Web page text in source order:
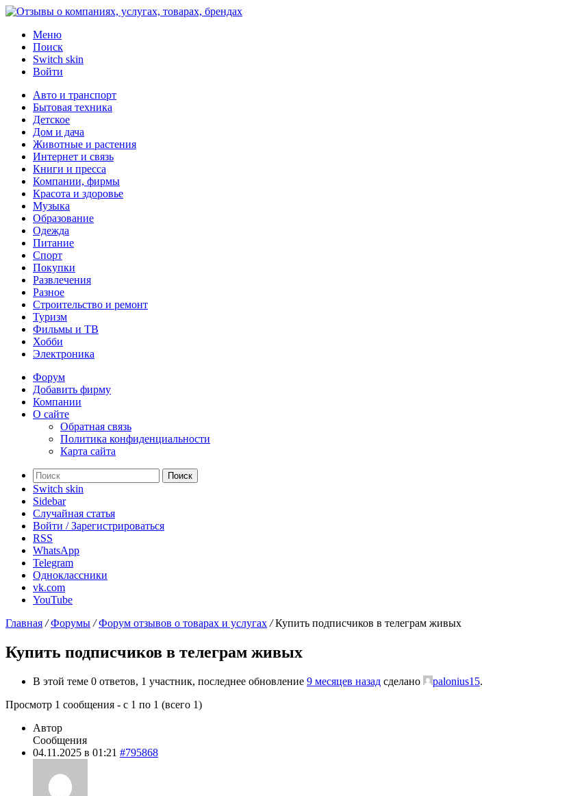
Меню
Поиск
Switch skin
Войти
Авто и транспорт
Бытовая техника
Детское
Дом и дача
Животные и растения
Интернет и связь
Книги и пресса
Компании, фирмы
Красота и здоровье
Музыка
Образование
Одежда
Питание
Спорт
Покупки
Развлечения
Разное
Строительство и ремонт
Туризм
Фильмы и ТВ
Хобби
Электроника
Форум
Добавить фирму
Компании
О сайте
Обратная связь
Политика конфиденциальности
Карта сайта
Поиск
Switch skin
Sidebar
Случайная статья
Войти / Зарегистрироваться
RSS
WhatsApp
Telegram
Одноклассники
vk.com
YouTube
Главная / Форумы / Форум отзывов о товарах и услугах / Купить подписчиков в телеграм живых
Купить подписчиков в телеграм живых
В этой теме 0 ответов, 1 участник, последнее обновление 9 месяцев назад сделано palonius15.
Просмотр 1 сообщения - с 1 по 1 (всего 1)
Автор
Сообщения
04.11.2025 в 01:21 #795868